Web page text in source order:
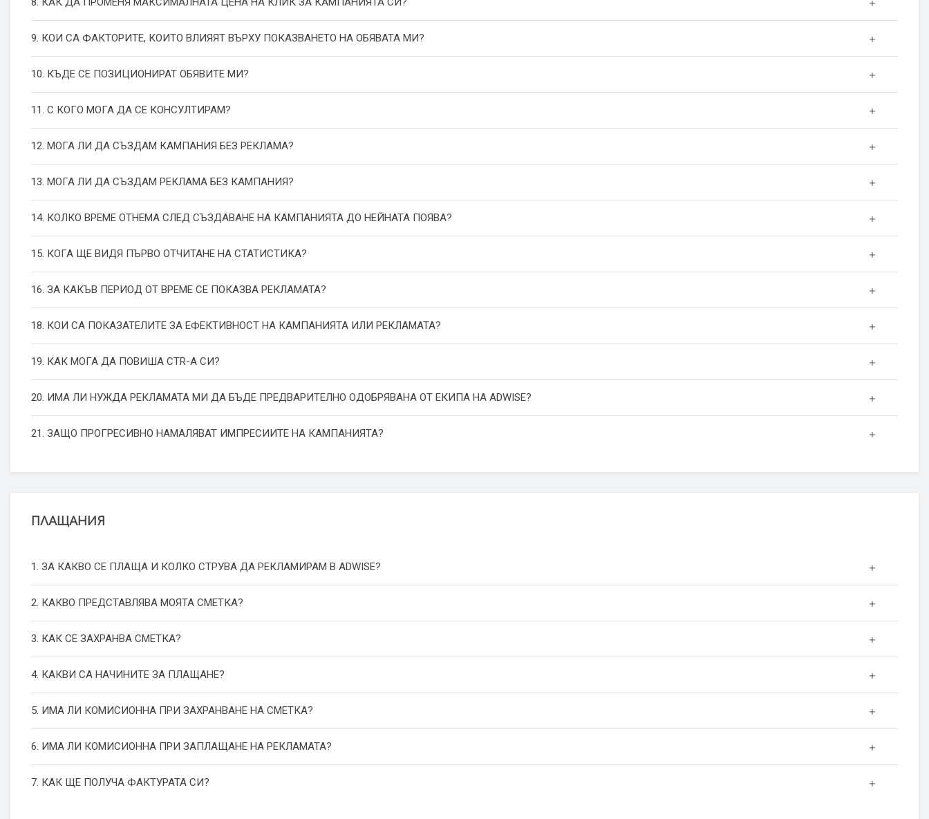
9. КОИ СА ФАКТОРИТЕ, КОИТО ВЛИЯЯТ ВЪРХУ ПОКАЗВАНЕТО НА ОБЯВАТА МИ?
10. КЪДЕ СЕ ПОЗИЦИОНИРАТ ОБЯВИТЕ МИ?
11. С КОГО МОГА ДА СЕ КОНСУЛТИРАМ?
12. МОГА ЛИ ДА СЪЗДАМ КАМПАНИЯ БЕЗ РЕКЛАМА?
13. МОГА ЛИ ДА СЪЗДАМ РЕКЛАМА БЕЗ КАМПАНИЯ?
14. КОЛКО ВРЕМЕ ОТНЕМА СЛЕД СЪЗДАВАНЕ НА КАМПАНИЯТА ДО НЕЙНАТА ПОЯВА?
15. КОГА ЩЕ ВИДЯ ПЪРВО ОТЧИТАНЕ НА СТАТИСТИКА?
16. ЗА КАКЪВ ПЕРИОД ОТ ВРЕМЕ СЕ ПОКАЗВА РЕКЛАМАТА?
18. КОИ СА ПОКАЗАТЕЛИТЕ ЗА ЕФЕКТИВНОСТ НА КАМПАНИЯТА ИЛИ РЕКЛАМАТА?
19. КАК МОГА ДА ПОВИША СТR-А СИ?
20. ИМА ЛИ НУЖДА РЕКЛАМАТА МИ ДА БЪДЕ ПРЕДВАРИТЕЛНО ОДОБРЯВАНА ОТ ЕКИПА НА ADWISE?
21. ЗАЩО ПРОГРЕСИВНО НАМАЛЯВАТ ИМПРЕСИИТЕ НА КАМПАНИЯТА?
ПЛАЩАНИЯ
1. ЗА КАКВО СЕ ПЛАЩА И КОЛКО СТРУВА ДА РЕКЛАМИРАМ В ADWISE?
2. КАКВО ПРЕДСТАВЛЯВА МОЯТА СМЕТКА?
3. КАК СЕ ЗАХРАНВА СМЕТКА?
4. КАКВИ СА НАЧИНИТЕ ЗА ПЛАЩАНЕ?
5. ИМА ЛИ КОМИСИОННА ПРИ ЗАХРАНВАНЕ НА СМЕТКА?
6. ИМА ЛИ КОМИСИОННА ПРИ ЗАПЛАЩАНЕ НА РЕКЛАМАТА?
7. КАК ЩЕ ПОЛУЧА ФАКТУРАТА СИ?